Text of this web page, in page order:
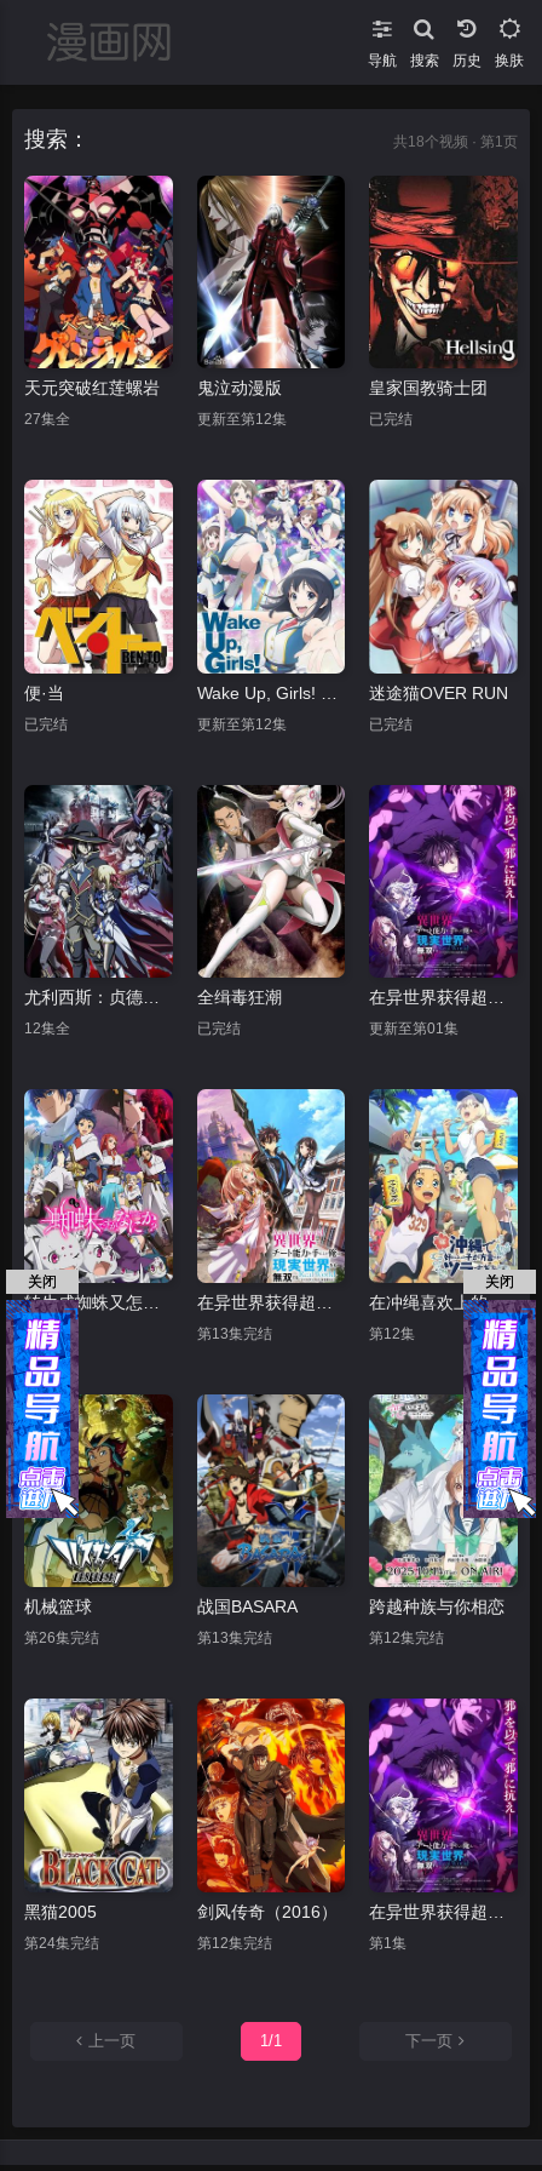
导航 搜索 换肤
搜索： 共18个视频 · 第1页
天元突破红莲螺岩
27集全
鬼泣动漫版
更新至第12集
皇家国教骑士团
已完结
便·当
已完结 更新至第12集
迷途猫OVER RUN
已完结
尤利西斯：贞德与炼金的骑士
12集全
全缉毒狂潮
已完结
在异世界获得超强能力的我，在现实世界照样无敌～等级提升改变人生命运～SP
更新至第01集
第24集 第13集完结
在冲绳喜欢上的女孩子方言讲太多太棘手了
第12集
机械篮球
第26集完结
战国BASARA
第13集完结
跨越种族与你相恋
第12集完结
黑猫2005
第24集完结
剑风传奇（2016）
第12集完结 第1集
上一页 1/1 下一页
关闭 关闭